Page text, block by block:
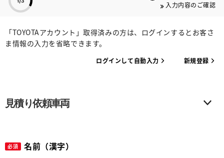
入力内容のご確認
「TOYOTAアカウント」取得済みの方は、ログインするとお客さ
ま情報の入力を省略できます。
ログインして自動入力 新規登録
見積り依頼車両
必須 名前（漢字）